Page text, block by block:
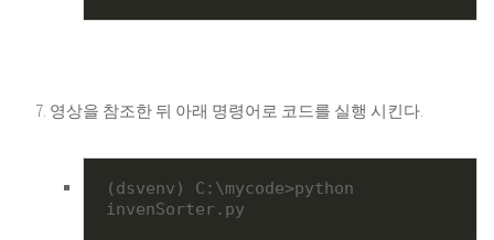
영상을 참조한 뒤 아래 명령어로 코드를 실행 시킨다.
(dsvenv) C:\mycode>python
invenSorter.py